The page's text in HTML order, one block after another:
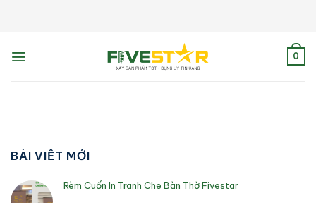
0
BÀI VIẾT MỚI
Rèm Cuốn In Tranh Che Bàn Thờ Fivestar